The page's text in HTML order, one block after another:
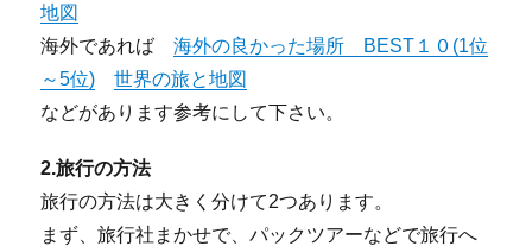
地図
海外であれば海外の良かった場所 BEST１０(1位
～5位)
世界の旅と地図
などがあります参考にして下さい。
2.旅行の方法
旅行の方法は大きく分けて2つあります。
まず、旅行社まかせで、パックツアーなどで旅行へ